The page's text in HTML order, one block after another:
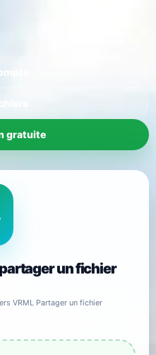
gratuite
un fichier
VRML Partager un fichier